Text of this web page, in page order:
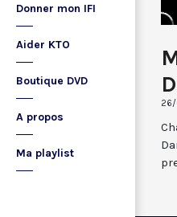
Donner mon IFI
Aider KTO
Boutique DVD
A propos
Ma playlist